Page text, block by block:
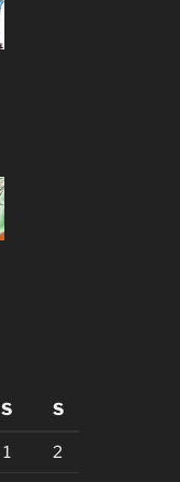
S S
1 2